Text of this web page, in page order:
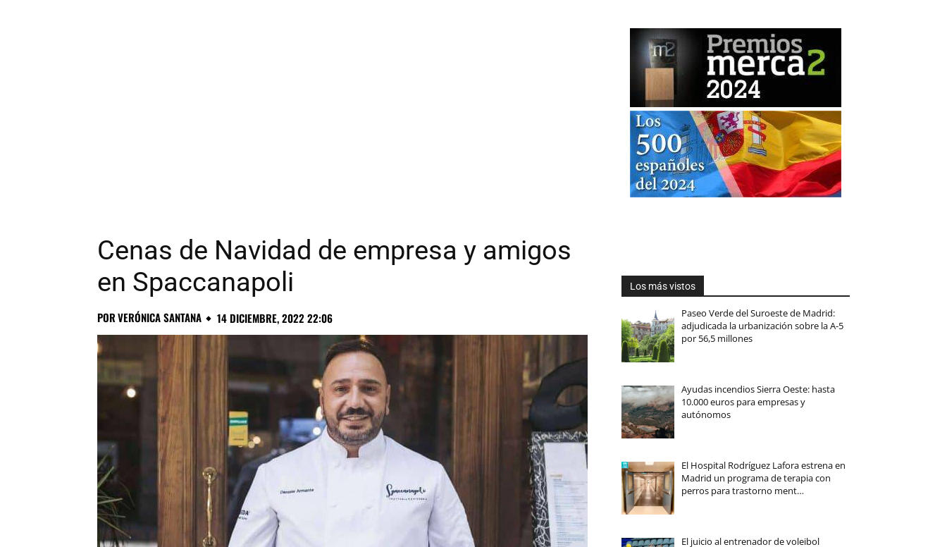
Cenas de Navidad de empresa y amigos
en Spaccanapoli
PORVERÓNICA SANTANA 14 DICIEMBRE, 2022 22:06
Los más vistos
Paseo Verde del Suroeste de Madrid:
adjudicada la urbanización sobre la A-5
por 56,5 millones
Ayudas incendios Sierra Oeste: hasta
10.000 euros para empresas y
autónomos
El Hospital Rodríguez Lafora estrena en
Madrid un programa de terapia con
perros para trastorno ment…
El juicio al entrenador de voleibol